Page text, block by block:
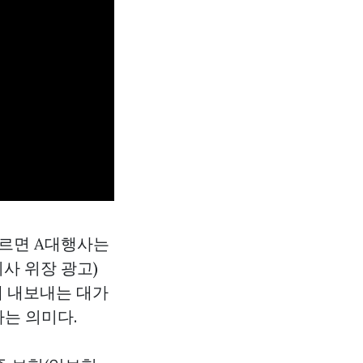
면 A대행사는
위장 광고)
내보내는 대가
의미다.